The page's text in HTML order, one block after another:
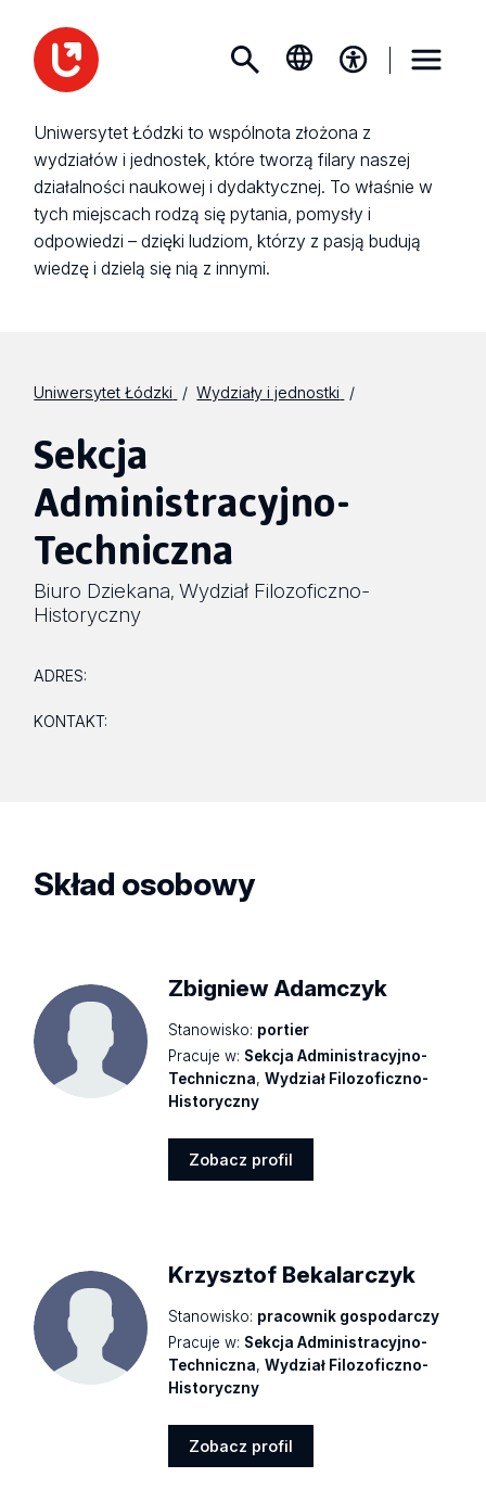
Uniwersytet Łódzki to wspólnota złożona z
wydziałów i jednostek, które tworzą filary naszej
działalności naukowej i dydaktycznej. To właśnie w
tych miejscach rodzą się pytania, pomysły i
odpowiedzi – dzięki ludziom, którzy z pasją budują
wiedzę i dzielą się nią z innymi.
Uniwersytet Łódzki Wydziały i jednostki
Sekcja
Administracyjno-
Techniczna
Biuro Dziekana, Wydział Filozoficzno-
Historyczny
ADRES:
KONTAKT:
Skład osobowy
Zbigniew Adamczyk
Stanowisko: portier
Pracuje w: Sekcja Administracyjno-
Techniczna,Wydział Filozoficzno-
Historyczny
Zobacz profil
Krzysztof Bekalarczyk
Stanowisko: pracownik gospodarczy
Pracuje w: Sekcja Administracyjno-
Techniczna,Wydział Filozoficzno-
Historyczny
Zobacz profil